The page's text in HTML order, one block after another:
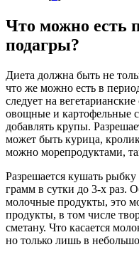
Что можно есть
подагры?
Диета должна быть не
что же можно есть в
следует на
овощные и картофельные
добавлять крупы.
может быть курица,
можно морепродуктами,
Разрешается кушать
грамм в сутки до 3-х раз.
молочные продукты, это
продукты, в том числе
сметану. Что касается
но только лишь в